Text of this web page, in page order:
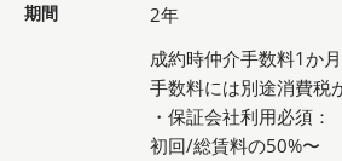
期間
2年
成約時仲介手数料1か
手数料には別途消費税
・保証会社利用必須：
初回/総賃料の50%〜